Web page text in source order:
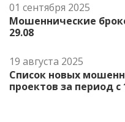
01 сентября 2025
Мошеннические
29.08
19 августа 2025
Список новых
проектов за период с